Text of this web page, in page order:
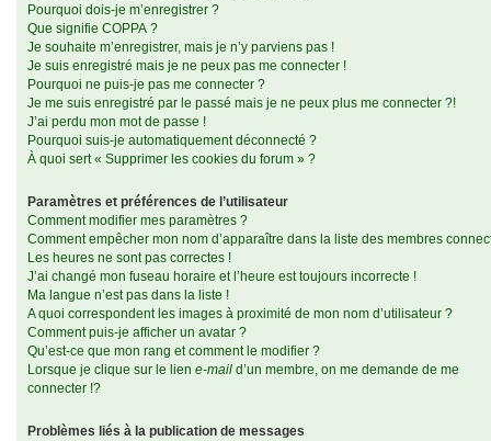
Pourquoi dois-je m’enregistrer ?
Que signifie COPPA ?
Je souhaite m’enregistrer, mais je n’y parviens pas !
Je suis enregistré mais je ne peux pas me connecter !
Pourquoi ne puis-je pas me connecter ?
Je me suis enregistré par le passé mais je ne peux plus me connecter ?!
J’ai perdu mon mot de passe !
Pourquoi suis-je automatiquement déconnecté ?
À quoi sert « Supprimer les cookies du forum » ?
Paramètres et préférences de l’utilisateur
Comment modifier mes paramètres ?
Comment empêcher mon nom d’apparaître dans la liste des membres
Les heures ne sont pas correctes !
J’ai changé mon fuseau horaire et l’heure est toujours incorrecte !
Ma langue n’est pas dans la liste !
A quoi correspondent les images à proximité de mon nom d’utilisateur ?
Comment puis-je afficher un avatar ?
Qu’est-ce que mon rang et comment le modifier ?
Lorsque je clique sur le lien e-mail d’un membre, on me demande de me
connecter !?
Problèmes liés à la publication de messages